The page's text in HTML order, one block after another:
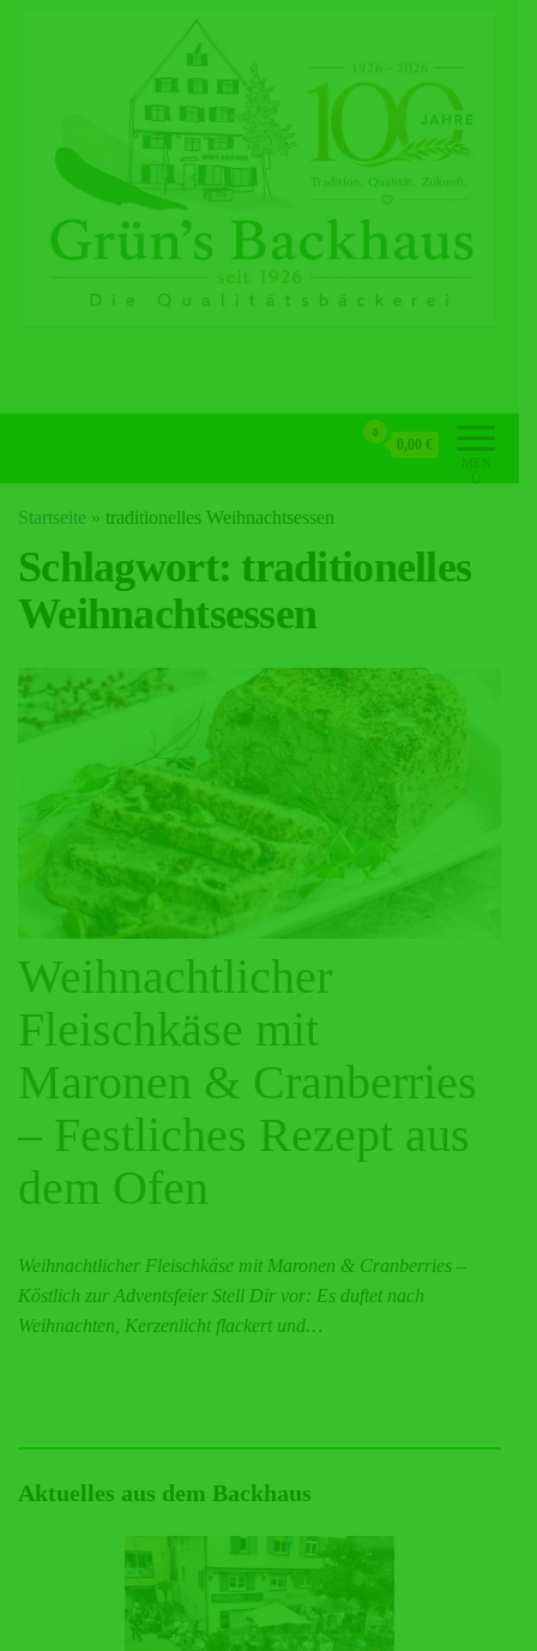
MEN
Ü
0
0,00 €
Startseite » traditionelles Weihnachtsessen
Schlagwort: traditionelles
Weihnachtsessen
Weihnachtlicher
Fleischkäse mit
Maronen & Cranberries
– Festliches Rezept aus
dem Ofen
Weihnachtlicher Fleischkäse mit Maronen & Cranberries –
Köstlich zur Adventsfeier Stell Dir vor: Es duftet nach
Weihnachten, Kerzenlicht flackert und…
Aktuelles aus dem Backhaus